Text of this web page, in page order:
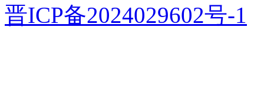
晋ICP备2024029602号-1